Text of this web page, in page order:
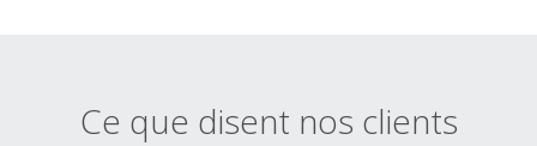
Ce que disent nos clients